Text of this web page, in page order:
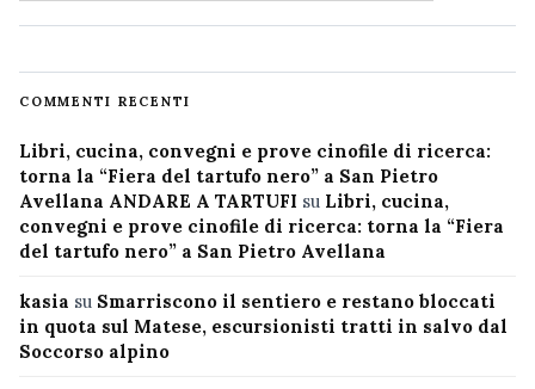
COMMENTI RECENTI
Libri, cucina, convegni e prove cinofile di ricerca:
torna la “Fiera del tartufo nero” a San Pietro
Avellana ANDARE A TARTUFI su Libri, cucina,
convegni e prove cinofile di ricerca: torna la “Fiera
del tartufo nero” a San Pietro Avellana
kasia su Smarriscono il sentiero e restano bloccati
in quota sul Matese, escursionisti tratti in salvo dal
Soccorso alpino